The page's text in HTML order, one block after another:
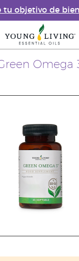
tu objetivo de
Omega